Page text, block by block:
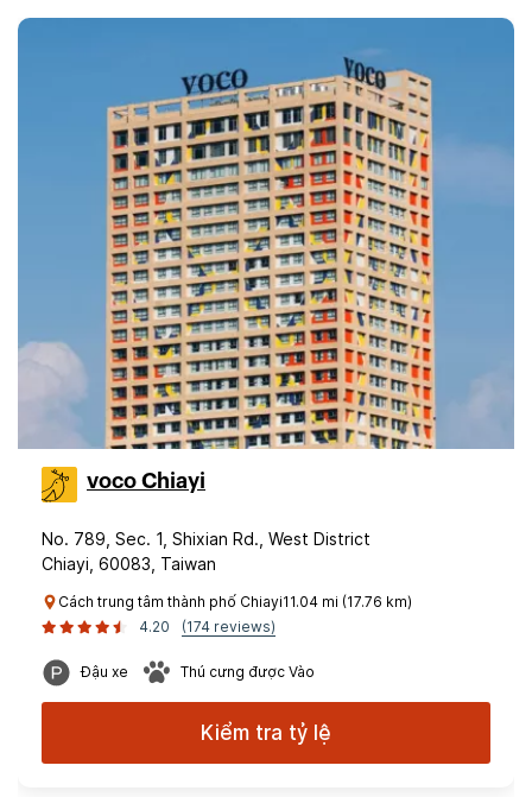
voco Chiayi
No. 789, Sec. 1, Shixian Rd., West District
Chiayi, 60083, Taiwan
Cách trung tâm thành phố Chiayi11.04 mi (17.76 km)
4.20
(174 reviews)
Đậu xe Thú cưng được Vào
Kiểm tra tỷ lệ